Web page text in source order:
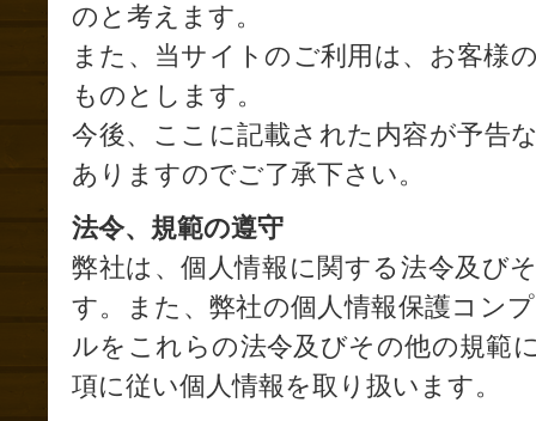
のと考えます。
また、当サイトのご利用は、お客様
ものとします。
今後、ここに記載された内容が予告
ありますのでご了承下さい。
法令、規範の遵守
弊社は、個人情報に関する法令及び
す。また、弊社の個人情報保護コン
ルをこれらの法令及びその他の規範
項に従い個人情報を取り扱います。